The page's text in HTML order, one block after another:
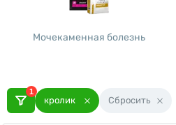
Мочекаменная болезнь
1
кролик Сбросить